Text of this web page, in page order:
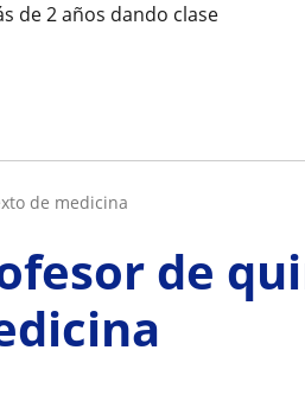
de 2 años dando clase
de medicina
de